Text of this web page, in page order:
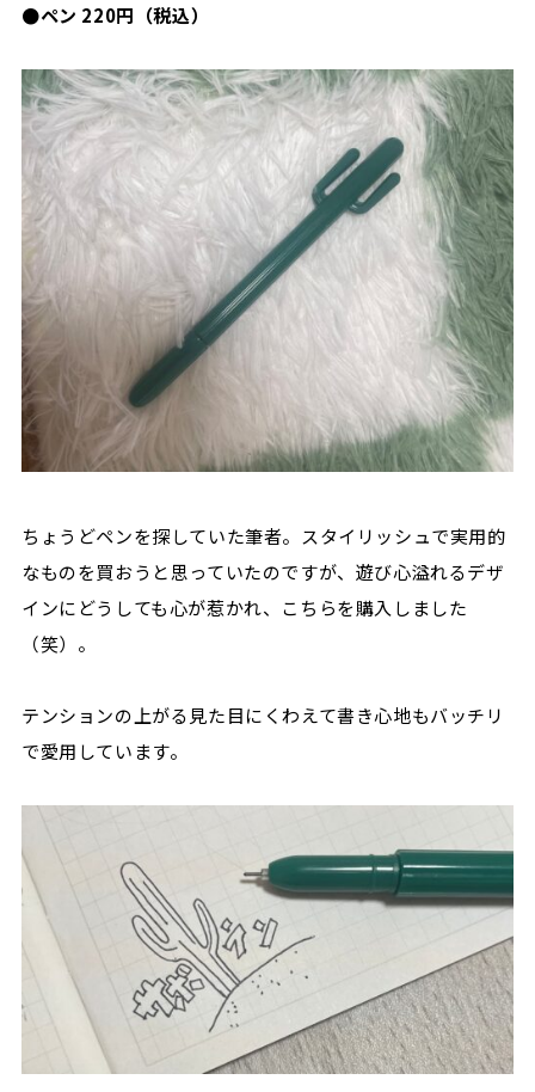
●ペン 220円（税込）
ちょうどペンを探していた筆者。スタイリッシュで実用的
なものを買おうと思っていたのですが、遊び心溢れるデザ
インにどうしても心が惹かれ、こちらを購入しました
（笑）。
テンションの上がる見た目にくわえて書き心地もバッチリ
で愛用しています。